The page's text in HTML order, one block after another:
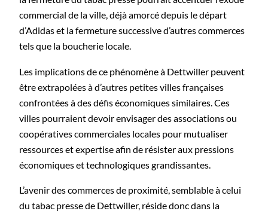
commercial de la ville, déjà amorcé depuis le départ
d’Adidas et la fermeture successive d’autres commerces
tels que la boucherie locale.
Les implications de ce phénomène à Dettwiller peuvent
être extrapolées à d’autres petites villes françaises
confrontées à des défis économiques similaires. Ces
villes pourraient devoir envisager des associations ou
coopératives commerciales locales pour mutualiser
ressources et expertise afin de résister aux pressions
économiques et technologiques grandissantes.
L’avenir des commerces de proximité, semblable à celui
du tabac presse de Dettwiller, réside donc dans la